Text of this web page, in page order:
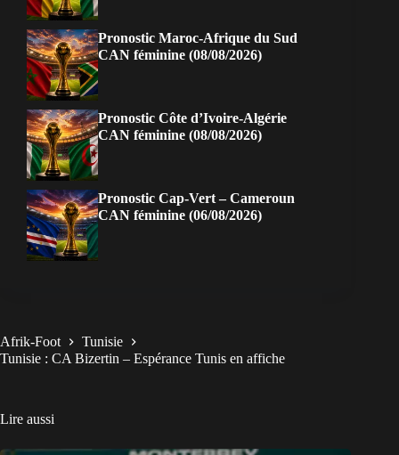
Pronostic Maroc-Afrique du Sud
CAN féminine (08/08/2026)
Pronostic Côte d’Ivoire-Algérie
CAN féminine (08/08/2026)
Pronostic Cap-Vert – Cameroun
CAN féminine (06/08/2026)
Afrik-Foot
Tunisie
Tunisie : CA Bizertin – Espérance Tunis en affiche
Lire aussi